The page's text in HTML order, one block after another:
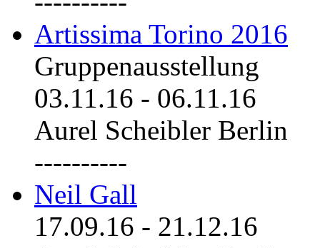
Artissima Torino 2016
Gruppenausstellung
03.11.16 - 06.11.16
Aurel Scheibler Berlin
----------
Neil Gall
17.09.16 - 21.12.16